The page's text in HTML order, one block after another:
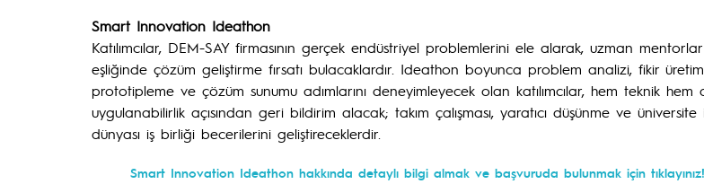
Smart Innovation Ideathon
Katılımcılar, DEM-SAY firmasının gerçek endüstriyel problemlerini ele alarak, uzman mentorlar
eşliğinde çözüm geliştirme fırsatı bulacaklardır. Ideathon boyunca problem analizi, fikir
prototipleme ve çözüm sunumu adımlarını deneyimleyecek olan katılımcılar, hem teknik hem
uygulanabilirlik açısından geri bildirim alacak; takım çalışması, yaratıcı düşünme ve üniversite
dünyası iş birliği becerilerini geliştireceklerdir.
Smart Innovation Ideathon hakkında detaylı bilgi almak ve başvuruda bulunmak için